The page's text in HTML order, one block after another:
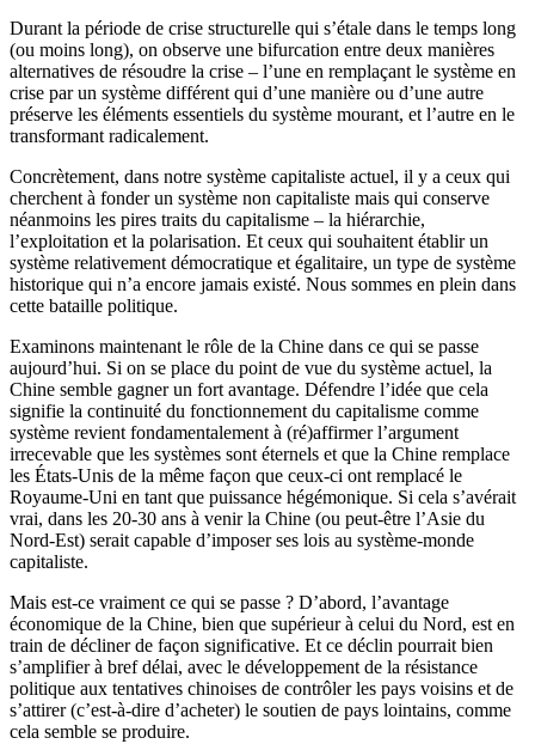
Durant la période de crise structurelle qui s’étale dans le temps long
(ou moins long), on observe une bifurcation entre deux manières
alternatives de résoudre la crise – l’une en remplaçant le système en
crise par un système différent qui d’une manière ou d’une autre
préserve les éléments essentiels du système mourant, et l’autre en le
transformant radicalement.
Concrètement, dans notre système capitaliste actuel, il y a ceux qui
cherchent à fonder un système non capitaliste mais qui conserve
néanmoins les pires traits du capitalisme – la hiérarchie,
l’exploitation et la polarisation. Et ceux qui souhaitent établir un
système relativement démocratique et égalitaire, un type de système
historique qui n’a encore jamais existé. Nous sommes en plein dans
cette bataille politique.
Examinons maintenant le rôle de la Chine dans ce qui se passe
aujourd’hui. Si on se place du point de vue du système actuel, la
Chine semble gagner un fort avantage. Défendre l’idée que cela
signifie la continuité du fonctionnement du capitalisme comme
système revient fondamentalement à (ré)affirmer l’argument
irrecevable que les systèmes sont éternels et que la Chine remplace
les États-Unis de la même façon que ceux-ci ont remplacé le
Royaume-Uni en tant que puissance hégémonique. Si cela s’avérait
vrai, dans les 20-30 ans à venir la Chine (ou peut-être l’Asie du
Nord-Est) serait capable d’imposer ses lois au système-monde
capitaliste.
Mais est-ce vraiment ce qui se passe ? D’abord, l’avantage
économique de la Chine, bien que supérieur à celui du Nord, est en
train de décliner de façon significative. Et ce déclin pourrait bien
s’amplifier à bref délai, avec le développement de la résistance
politique aux tentatives chinoises de contrôler les pays voisins et de
s’attirer (c’est-à-dire d’acheter) le soutien de pays lointains, comme
cela semble se produire.